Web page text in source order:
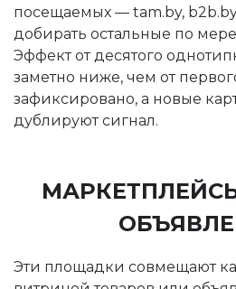
посещаемых — tam.by,
добирать остальные по
Эффект от десятого
заметно ниже, чем от
зафиксировано, а новые
дублируют сигнал.
Эти площадки совмещают